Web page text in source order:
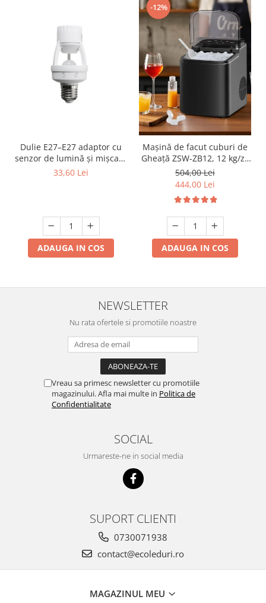
Dulie E27–E27 adaptor cu
senzor de lumină și mișcare
360°, detector PIR, max.
33,60 Lei
ADAUGA IN COS
-12%
Mașină de facut cuburi de
Gheață ZSW-ZB12, 12 kg/zi,
Rezervor 1.2L, Panou Tactil,
Design Compact, Negru
504,00 Lei
444,00 Lei
ADAUGA IN COS
NEWSLETTER
Nu rata ofertele si promotiile noastre
Vreau sa primesc newsletter cu promotiile
magazinului. Afla mai multe in Politica de
Confidentialitate
SOCIAL
Urmareste-ne in social media
SUPORT CLIENTI
0730071938
contact@ecoleduri.ro
MAGAZINUL MEU